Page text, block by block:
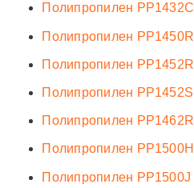
Полипропилен PP1432C
Полипропилен PP1450R
Полипропилен PP1452R
Полипропилен PP1452S
Полипропилен PP1462R
Полипропилен PP1500H
Полипропилен PP1500J